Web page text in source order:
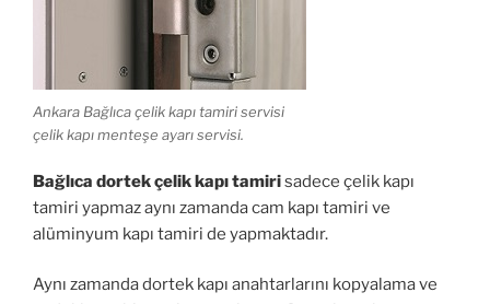
Ankara Bağlıca çelik kapı tamiri servisi
çelik kapı menteşe ayarı servisi.
Bağlıca dortek çelik kapı tamirisadece çelik kapı
tamiri yapmaz aynı zamanda cam kapı tamiri ve
alüminyum kapı tamiri de yapmaktadır.
Aynı zamanda dortek kapı anahtarlarını kopyalama ve